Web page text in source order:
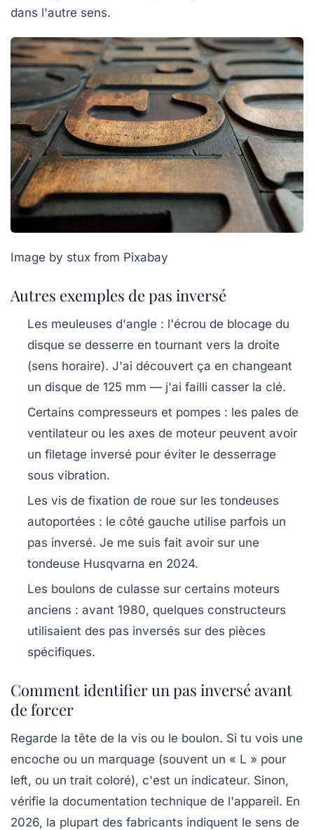
dans l'autre sens.
Image by stux from Pixabay
Autres exemples de pas inversé
Les meuleuses d'angle : l'écrou de blocage du
disque se desserre en tournant vers la droite
(sens horaire). J'ai découvert ça en changeant
un disque de 125 mm — j'ai failli casser la clé.
Certains compresseurs et pompes : les pales de
ventilateur ou les axes de moteur peuvent avoir
un filetage inversé pour éviter le desserrage
sous vibration.
Les vis de fixation de roue sur les tondeuses
autoportées : le côté gauche utilise parfois un
pas inversé. Je me suis fait avoir sur une
tondeuse Husqvarna en 2024.
Les boulons de culasse sur certains moteurs
anciens : avant 1980, quelques constructeurs
utilisaient des pas inversés sur des pièces
spécifiques.
Comment identifier un pas inversé avant
de forcer
Regarde la tête de la vis ou le boulon. Si tu vois une
encoche ou un marquage (souvent un « L » pour
left, ou un trait coloré), c'est un indicateur. Sinon,
vérifie la documentation technique de l'appareil. En
2026, la plupart des fabricants indiquent le sens de